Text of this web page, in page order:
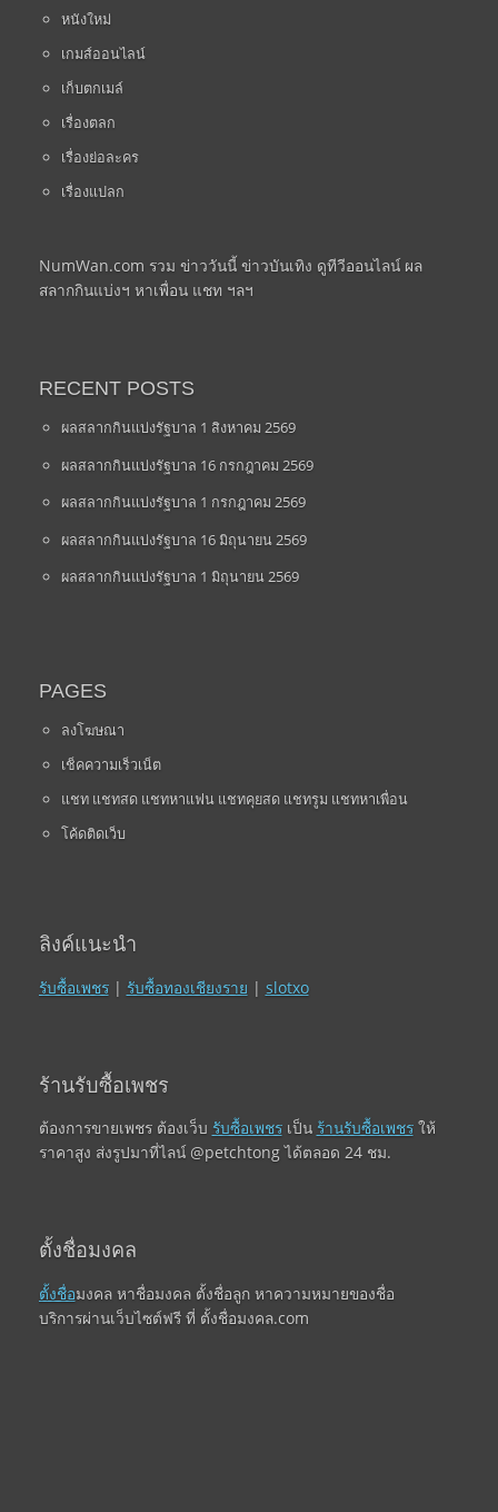
หนังใหม่
เกมส์ออนไลน์
เก็บตกเมล์
เรื่องตลก
เรื่องย่อละคร
เรื่องแปลก
NumWan.com รวม ข่าววันนี้ ข่าวบันเทิง ดูทีวีออนไลน์ ผล
สลากกินแบ่งฯ หาเพื่อน แชท ฯลฯ
RECENT POSTS
ผลสลากกินแบ่งรัฐบาล 1 สิงหาคม 2569
ผลสลากกินแบ่งรัฐบาล 16 กรกฎาคม 2569
ผลสลากกินแบ่งรัฐบาล 1 กรกฎาคม 2569
ผลสลากกินแบ่งรัฐบาล 16 มิถุนายน 2569
ผลสลากกินแบ่งรัฐบาล 1 มิถุนายน 2569
PAGES
ลงโฆษณา
เช็คความเร็วเน็ต
แชท แชทสด แชทหาแฟน แชทคุยสด แชทรูม แชทหาเพื่อน
โค้ดติดเว็บ
ลิงค์แนะนำ
รับซื้อเพชร| รับซื้อทองเชียงราย | slotxo
ร้านรับซื้อเพชร
ต้องการขายเพชร ต้องเว็บ รับซื้อเพชรเป็น ร้านรับซื้อเพชรให้
ราคาสูง ส่งรูปมาที่ไลน์ @petchtong ได้ตลอด 24 ชม.
ตั้งชื่อมงคล
ตั้งชื่อมงคล หาชื่อมงคล ตั้งชื่อลูก หาความหมายของชื่อ
บริการผ่านเว็บไซต์ฟรี ที่ ตั้งชื่อมงคล.com